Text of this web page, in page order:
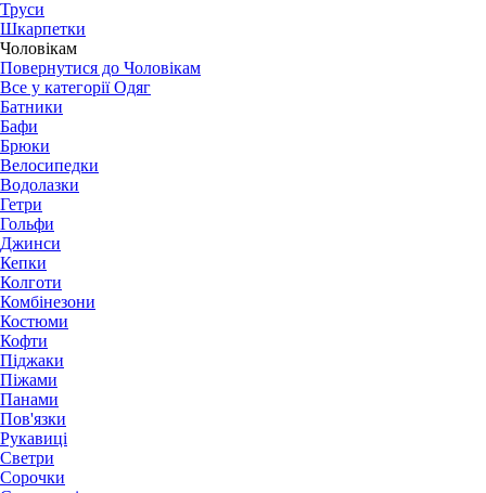
Труси
Шкарпетки
Чоловікам
Повернутися до Чоловікам
Все у категорії Одяг
Батники
Бафи
Брюки
Велосипедки
Водолазки
Гетри
Гольфи
Джинси
Кепки
Колготи
Комбінезони
Костюми
Кофти
Піджаки
Піжами
Панами
Пов'язки
Рукавиці
Светри
Сорочки